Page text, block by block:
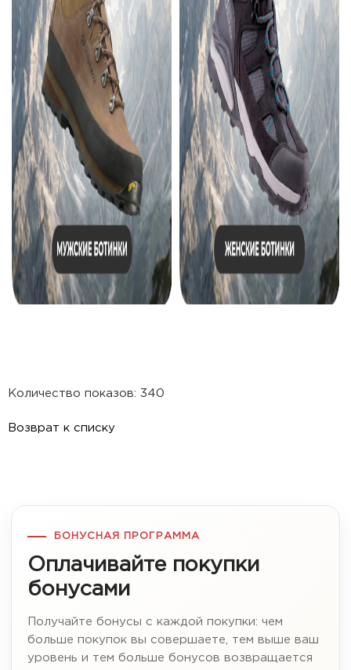
Количество показов: 340
Возврат к списку
БОНУСНАЯ ПРОГРАММА
Оплачивайте покупки
бонусами
Получайте бонусы с каждой покупки: чем
больше покупок вы совершаете, тем выше ваш
уровень и тем больше бонусов возвращается